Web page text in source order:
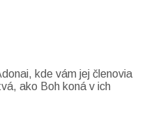
kde vám jej členovia
ako Boh koná v ich